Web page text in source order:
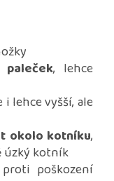
paleček, lehce
lehce vyšší, ale
okolo kotníku,
úzký kotník
poškození